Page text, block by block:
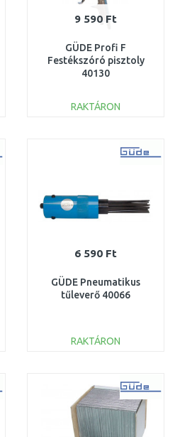
9 590 Ft
GÜDE Profi F
Festékszóró pisztoly
40130
RAKTÁRON
Összehasonlítás
6 590 Ft
GÜDE Pneumatikus
tűleverő 40066
RAKTÁRON
Összehasonlítás